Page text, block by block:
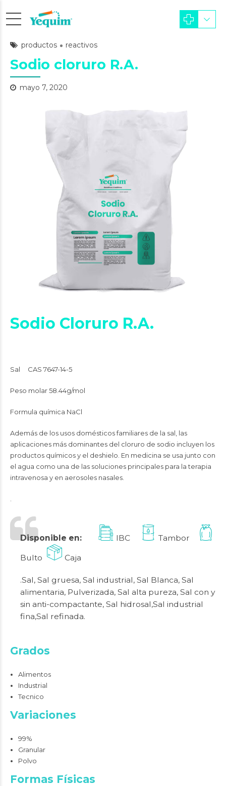
productos reactivos
Sodio cloruro R.A.
mayo 7, 2020
Sodio Cloruro R.A.
Sal CAS 7647-14-5
Peso molar58.44g/mol
Formula química NaCl
Además de los usos domésticos familiares de la sal, las
aplicaciones más dominantes del cloruro de sodio incluyen los
productos químicos y el deshielo. En medicina se usa junto con
el agua como una de las soluciones principales para la terapia
intravenosa y en aerosoles nasales.
Disponible en: IBC Tambor
Bulto Caja
.Sal, Sal gruesa, Sal industrial, Sal Blanca, Sal
alimentaria, Pulverizada, Sal alta pureza, Sal con y
sin anti-compactante, Sal hidrosal,Sal industrial
fina,Sal refinada.
Grados
Alimentos
Industrial
Tecnico
Variaciones
99%
Granular
Polvo
Formas Físicas